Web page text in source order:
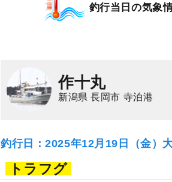
8,000円/人
釣行当日の気象
作十丸
新潟県 長岡市 寺泊港
釣行日：2025年12月19日（金）
トラフグ